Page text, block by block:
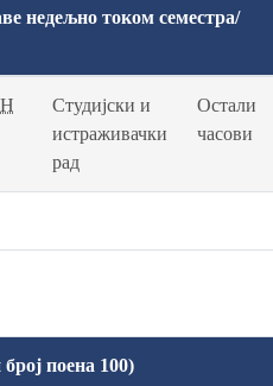
недељно током семестра/
Студијски и
истраживачки
рад
Остали
часови
поена 100)